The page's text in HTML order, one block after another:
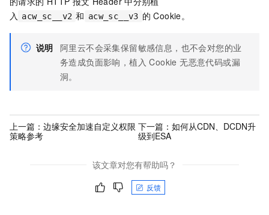
入 acw_sc__v2 和 acw_sc__v3 的 Cookie。
说明 阿里云不会采集保留敏感信息，也不会对您的业
务造成负面影响，植入 Cookie 无恶意代码或漏
洞。
上一篇： 边缘安全加速自定义权限
策略参考
下一篇：如何从CDN、DCDN升
级到ESA
该文章对您有帮助吗？
反馈